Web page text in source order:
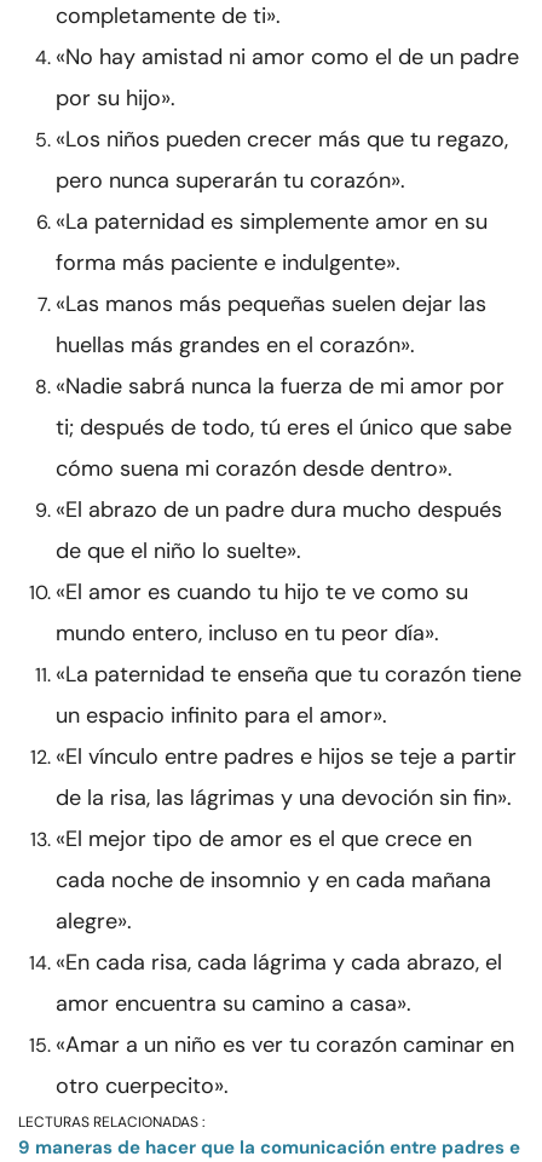
completamente de ti».
«No hay amistad ni amor como el de un padre
por su hijo».
«Los niños pueden crecer más que tu regazo,
pero nunca superarán tu corazón».
«La paternidad es simplemente amor en su
forma más paciente e indulgente».
«Las manos más pequeñas suelen dejar las
huellas más grandes en el corazón».
«Nadie sabrá nunca la fuerza de mi amor por
ti; después de todo, tú eres el único que sabe
cómo suena mi corazón desde dentro».
«El abrazo de un padre dura mucho después
de que el niño lo suelte».
«El amor es cuando tu hijo te ve como su
mundo entero, incluso en tu peor día».
«La paternidad te enseña que tu corazón tiene
un espacio infinito para el amor».
«El vínculo entre padres e hijos se teje a partir
de la risa, las lágrimas y una devoción sin fin».
«El mejor tipo de amor es el que crece en
cada noche de insomnio y en cada mañana
alegre».
«En cada risa, cada lágrima y cada abrazo, el
amor encuentra su camino a casa».
«Amar a un niño es ver tu corazón caminar en
otro cuerpecito».
LECTURAS RELACIONADAS :
9 maneras de hacer que la comunicación entre padres e